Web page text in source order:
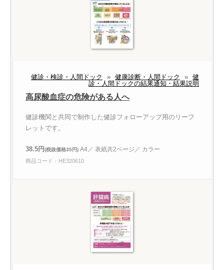
健診・検診・人間ドック » 健康診断・人間ドック » 健
診・人間ドックの結果通知・結果説明
高尿酸血症の危険がある人へ
健診機関と共同で制作した健診フォローアップ用のリーフ
レットです。
38.5円(税抜価格35円) A4／ 表紙共2ページ／ カラー
商品コード：HE320610